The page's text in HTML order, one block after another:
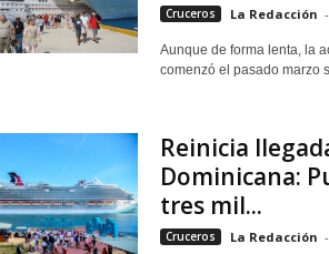
Cruceros La Redacción -
Aunque de forma lenta, la
comenzó el pasado marzo
Reinicia
Dominicana:
tres mil...
Cruceros La Redacción -